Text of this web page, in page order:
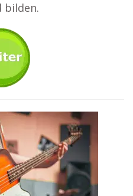
bilden.